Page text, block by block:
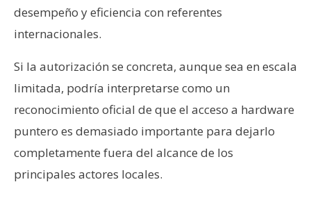
desempeño y eficiencia con referentes
internacionales.
Si la autorización se concreta, aunque sea en escala
limitada, podría interpretarse como un
reconocimiento oficial de que el acceso a hardware
puntero es demasiado importante para dejarlo
completamente fuera del alcance de los
principales actores locales.